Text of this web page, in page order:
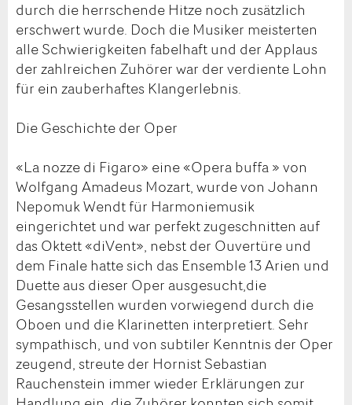
durch die herrschende Hitze noch zusätzlich
erschwert wurde. Doch die Musiker meisterten
alle Schwierigkeiten fabelhaft und der Applaus
der zahlreichen Zuhörer war der verdiente Lohn
für ein zauberhaftes Klangerlebnis.
Die Geschichte der Oper
«La nozze di Figaro» eine «Opera buffa » von
Wolfgang Amadeus Mozart, wurde von Johann
Nepomuk Wendt für Harmoniemusik
eingerichtet und war perfekt zugeschnitten auf
das Oktett «diVent», nebst der Ouvertüre und
dem Finale hatte sich das Ensemble 13 Arien und
Duette aus dieser Oper ausgesucht,die
Gesangsstellen wurden vorwiegend durch die
Oboen und die Klarinetten interpretiert. Sehr
sympathisch, und von subtiler Kenntnis der Oper
zeugend, streute der Hornist Sebastian
Rauchenstein immer wieder Erklärungen zur